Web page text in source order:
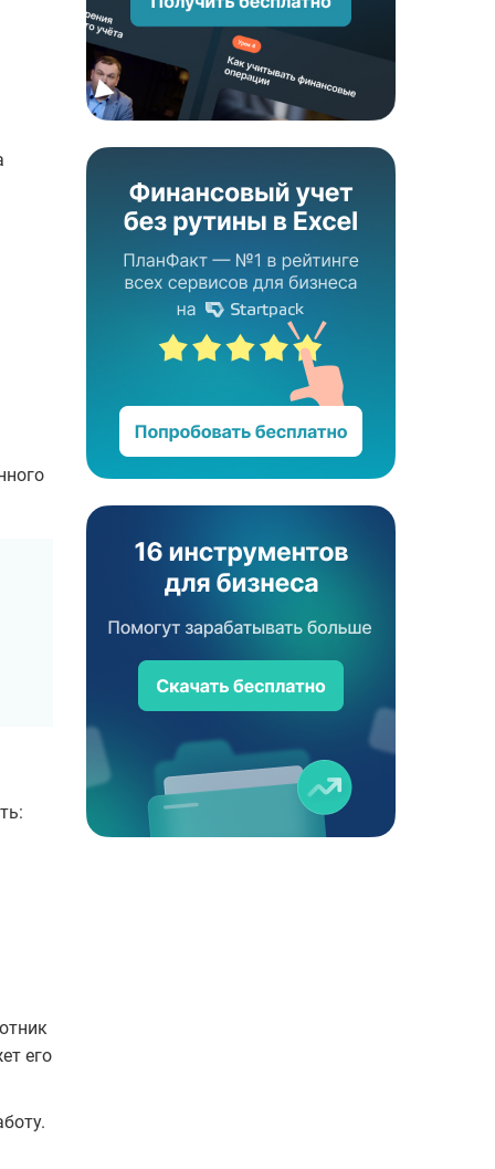
его